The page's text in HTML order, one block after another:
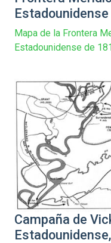
Estadounidense
Mapa de la Frontera
Estadounidense de
Campaña de